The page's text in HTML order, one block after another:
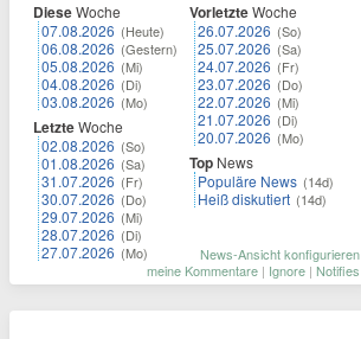
DieseWoche
07.08.2026 (Heute)
06.08.2026 (Gestern)
05.08.2026 (Mi)
04.08.2026 (Di)
03.08.2026 (Mo)
LetzteWoche
02.08.2026 (So)
01.08.2026 (Sa)
31.07.2026 (Fr)
30.07.2026 (Do)
29.07.2026 (Mi)
28.07.2026 (Di)
27.07.2026 (Mo)
VorletzteWoche
26.07.2026 (So)
25.07.2026 (Sa)
24.07.2026 (Fr)
23.07.2026 (Do)
22.07.2026 (Mi)
21.07.2026 (Di)
20.07.2026 (Mo)
Top News
Populäre News (14d)
Heiß diskutiert (14d)
News-Ansicht konfigurieren
meine Kommentare | Ignore | Notifies